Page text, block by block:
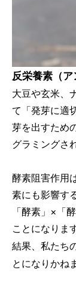
反栄養素（ア
大豆や玄米、
て「発芽に適
芽を出すため
グラミングさ
酵素阻害作用
素にも影響す
「酵素」×「
ことになります
結果、私たち
とになりかね